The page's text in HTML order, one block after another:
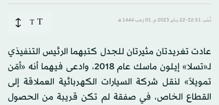
نُشر: 22:51-22 يناير 2023 م ـ 01 رَجب 1444 هـ T
T
عادت تغريدتان مثيرتان للجدل كتبهما الرئيس التنفيذي
لـ«تسلا» إيلون ماسك عام 2018، وادعى فيهما أنه «أمّن
تمويلاً» لنقل شركة السيارات الكهربائية العملاقة إلى
القطاع الخاص، في صفقة لم تكن قريبة من الحصول